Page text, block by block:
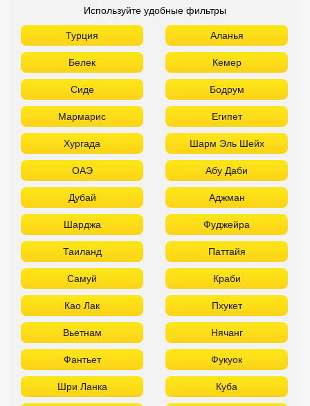
Используйте удобные фильтры
Турция Аланья
Белек Кемер
Сиде Бодрум
Мармарис Египет
Хургада Шарм Эль Шейх
ОАЭ Абу Даби
Дубай Аджман
Шарджа Фуджейра
Таиланд Паттайя
Самуй Краби
Као Лак Пхукет
Вьетнам Нячанг
Фантьет Фукуок
Шри Ланка Куба